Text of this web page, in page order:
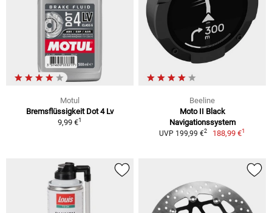
Motul
Bremsflüssigkeit Dot 4 Lv
9,99 €1
Beeline
Moto II Black
Navigationssystem
UVP 199,99 €2 188,99 €1